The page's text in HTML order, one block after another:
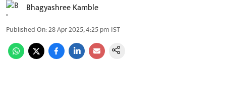
Bhagyashree Kamble
Published On:28 Apr 2025, 4:25 pm IST